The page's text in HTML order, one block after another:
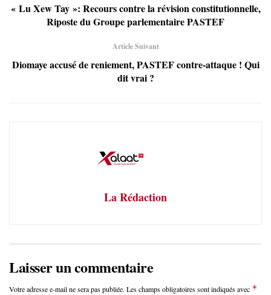
« Lu Xew Tay »: Recours contre la révision constitutionnelle,
Riposte du Groupe parlementaire PASTEF
Article Suivant
Diomaye accusé de reniement, PASTEF contre-attaque ! Qui
dit vrai ?
La Rédaction
Laisser un commentaire
Votre adresse e-mail ne sera pas publiée. Les champs obligatoires sont indiqués avec *